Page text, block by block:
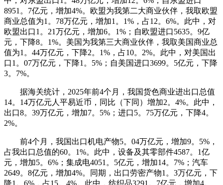
8951。7亿元，增加4%。欧盟为我第二大商业伙伴，我取欧盟
商业总值为1。78万亿元，增加1。1%，占12。6%。此中，对
欧盟出口1。21万亿元，增加6。1%；自欧盟进口5635。9亿
元，下降8。1%。美国为我第三大商业伙伴，我取美国商业总
值为1。44万亿元，下降2。1%，占10。2%。此中，对美国出
口1。07万亿元，下降1。5%；自美国进口3699。5亿元，下降
3。7%。
据海关统计，2025年前4个月，我国货色商业进出口总值
14。14万亿元人平易近币，同比（下同）增加2。4%。此中，
出口8。39万亿元，增加7。5%；进口5。75万亿元，下降4。
2%。
前4个月，我国出口机电产物5。04万亿元，增加9。5%，
占我出口总值的60。1%。此中，设备及其零部件4587。1亿
元，增加5。6%；集成电4051。5亿元，增加14。7%；汽车
2649。8亿元，增加4%。同期，出口劳密产物1。3万亿元，下